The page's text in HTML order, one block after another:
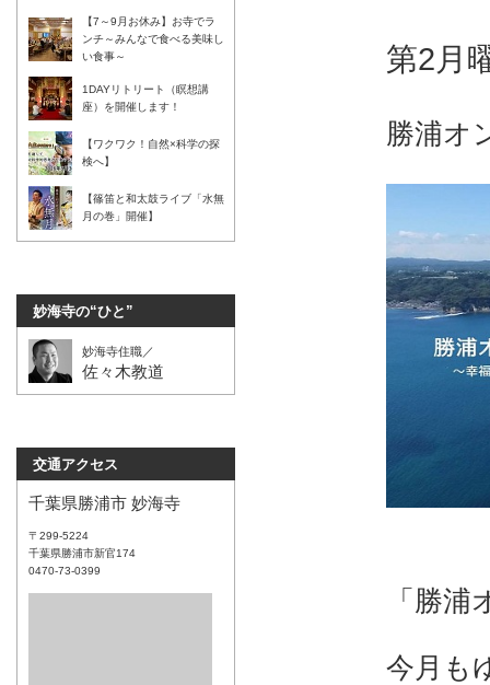
第2月
勝浦オ
「勝
今月も
【7～9月お休み】お寺でラ
ンチ～みんなで食べる美味し
い食事～
1DAYリトリート（瞑想講
座）を開催します！
【ワクワク！自然×科学の探
検へ】
【篠笛と和太鼓ライブ「水無
月の巻」開催】
妙海寺の“ひと”
妙海寺住職／
佐々木教道
交通アクセス
千葉県勝浦市 妙海寺
〒299-5224
千葉県勝浦市新官174
0470-73-0399